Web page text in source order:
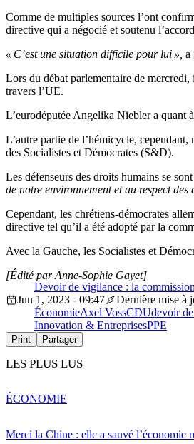
Comme de multiples sources l’ont
directive qui a négocié et soutenu
« C’est une situation difficile pour lui », a
Lors du débat parlementaire de
travers l’UE.
L’eurodéputée Angelika Niebler a quant
L’autre partie de l’hémicycle, cependant,
des Socialistes et Démocrates (S&D).
Les défenseurs des droits humains se
de notre environnement et au respect des
Cependant, les chrétiens-démocrates
directive tel qu’il a été adopté par la
Avec la Gauche, les Socialistes et
Devoir de vigilance : la
[Édité par Anne-Sophie Gayet]
Jun 1, 2023 - 09:47
Dernière mise à
ÉconomieAxel VossCDUdevoir
Innovation & EntreprisesPPE
Print Partager
LES PLUS LUS
Merci la Chine : elle a sauvé l’économie
ÉCONOMIE